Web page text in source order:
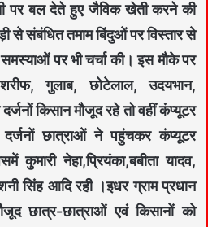
पर बल देते हुए जैविक खेती करने की
से संबंधित तमाम बिंदुओं पर विस्तार से
पर भी चर्चा की। इस मौके पर
शरीफ, गुलाब, छोटेलाल, उदयभान,
किसान मौजूद रहे तो वहीं कंप्यूटर
छात्राओं ने पहुंचकर कंप्यूटर
कुमारी नेहा,प्रियंका,बबीता यादव,
सिंह आदि रही ।इधर ग्राम प्रधान
छात्र-छात्राओं एवं किसानों को